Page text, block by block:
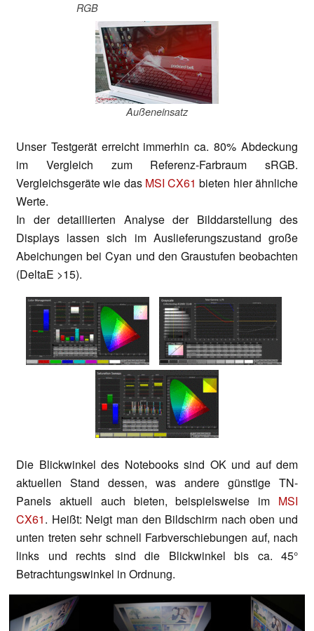
RGB
Außeneinsatz
Unser Testgerät erreicht immerhin ca. 80% Abdeckung
im Vergleich zum Referenz-Farbraum sRGB.
Vergleichsgeräte wie das MSI CX61 bieten hier ähnliche
Werte.
In der detaillierten Analyse der Bilddarstellung des
Displays lassen sich im Auslieferungszustand große
Abeichungen bei Cyan und den Graustufen beobachten
(DeltaE >15).
Die Blickwinkel des Notebooks sind OK und auf dem
aktuellen Stand dessen, was andere günstige TN-
Panels aktuell auch bieten, beispielsweise im MSI
CX61. Heißt: Neigt man den Bildschirm nach oben und
unten treten sehr schnell Farbverschiebungen auf, nach
links und rechts sind die Blickwinkel bis ca. 45°
Betrachtungswinkel in Ordnung.